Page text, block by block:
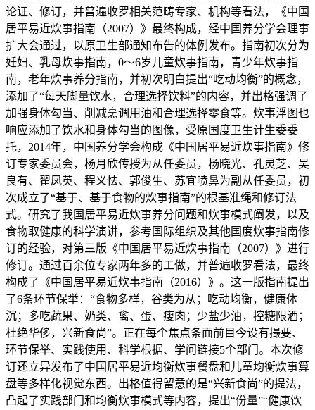
论证、修订，并普遍收罗相关范畴专家、机构等看法，《中国
居平易近炊事指南（2007）》最终构成，经中国养分学会理事
扩大会通过，以原卫生部通知布告的体例发布。指南初次分为
妊妇、乳母炊事指南，0～6岁儿童炊事指南，青少年炊事指
南，老年炊事养分指南，并初次明白提出“吃动均衡”的概念，
添加了“每天脚量饮水，合理选择饮料”的内容，并出格强调了
加强身体勾当、削减烹调用油和合理选择零食等。炊事浮图也
响应添加了饮水和身体勾当的图像，受原国度卫生计生委委
托，2014年，中国养分学会构成《中国居平易近炊事指南》修
订专家委员会，杨月欣传授为从任委员，杨晓光、孔灵芝、吴
良有、翟凤英、程义怯、郭俊生、苏宜喷鼻为副从任委员，初
次成立了“基于、基于食物的炊事指南”的根基准绳和修订法
式。研究了我国居平易近炊事养分问题和炊事模式阐发，以及
食物取健康的科学演讲，参考国际组织及其他国度炊事指南修
订的经验，对第三版《中国居平易近炊事指南（2007）》进行
修订。通过百余位专家两年多的工做，并普遍收罗看法，最终
构成了《中国居平易近炊事指南（2016）》。这一版指南提出
了6条环节保举：“食物多样，谷类为从；吃动均衡，健康体
沉；多吃蔬果、奶类、禽、蛋、瘦肉；少盐少油，控糖限酒；
杜绝华侈，兴新食尚”。正在每个焦点条面前目今设有撮要、
环节保举、实践使用、科学根据、学问链接5个部门。本次修
订还立异发布了中国居平易近均衡炊事餐盘和儿童均衡炊事算
盘等多样化视觉东西。出格值得留意的是“兴新食尚”的提法，
凸起了实践部门和均衡炊事模式等内容，提出“份量”“健康饮